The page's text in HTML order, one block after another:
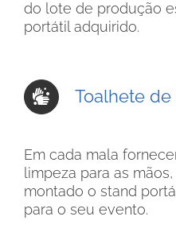
do lote de produção
portátil adquirido.
Toalhete
Em cada mala
limpeza para as
montado o stand
para o seu evento.